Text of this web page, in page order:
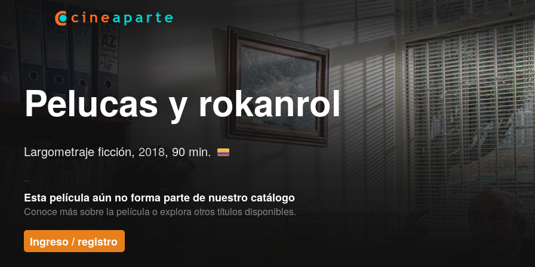
Pelucas y rokanrol
Largometraje ficción, 2018, 90 min.
Esta película aún no forma parte de nuestro catálogo
Conoce más sobre la película o explora otros títulos disponibles.
Ingreso / registro